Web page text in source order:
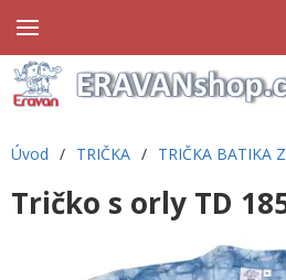
Úvod / TRIČKA / TRIČKA BATIKA
Tričko s orly TD